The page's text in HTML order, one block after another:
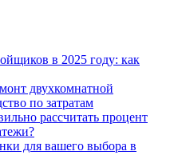
в 2025 году: как
двухкомнатной
по затратам
рассчитать процент
для вашего выбора в